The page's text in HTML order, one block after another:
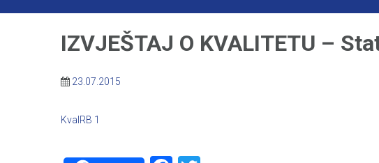
IZVJEŠTAJ O KVALITETU –
23.07.2015
KvalRB 1